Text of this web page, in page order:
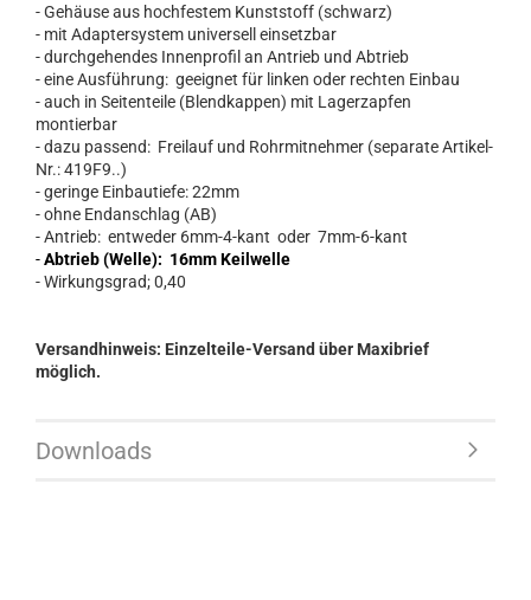
- Gehäuse aus hochfestem Kunststoff (schwarz)
- mit Adaptersystem universell einsetzbar
- durchgehendes Innenprofil an Antrieb und Abtrieb
- eine Ausführung: geeignet für linken oder rechten Einbau
- auch in Seitenteile (Blendkappen) mit Lagerzapfen
montierbar
- dazu passend: Freilauf und Rohrmitnehmer (separate Artikel-
Nr.: 419F9..)
- geringe Einbautiefe: 22mm
- ohne Endanschlag (AB)
- Antrieb: entweder 6mm-4-kant oder 7mm-6-kant
-Abtrieb (Welle): 16mm Keilwelle
- Wirkungsgrad; 0,40
Versandhinweis: Einzelteile-Versand über Maxibrief
möglich.
Downloads